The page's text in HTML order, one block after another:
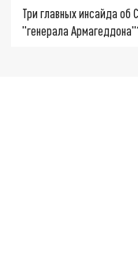
Три главных инсайда об
"генерала